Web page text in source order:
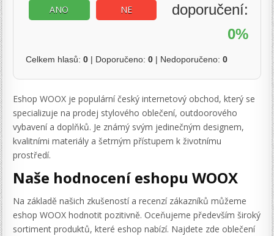
ANO NE
doporučení:
0%
Celkem hlasů:0 | Doporučeno:0 | Nedoporučeno:0
Eshop WOOX je populární český internetový obchod, který se
specializuje na prodej stylového oblečení, outdoorového
vybavení a doplňků. Je známý svým jedinečným designem,
kvalitními materiály a šetrným přístupem k životnímu
prostředí.
Naše hodnocení eshopu WOOX
Na základě našich zkušeností a recenzí zákazníků můžeme
eshop WOOX hodnotit pozitivně. Oceňujeme především široký
sortiment produktů, které eshop nabízí. Najdete zde oblečení